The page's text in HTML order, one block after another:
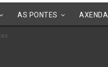
AS PONTES AXENDA